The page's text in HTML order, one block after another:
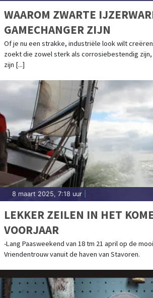
WAAROM ZWARTE
GAMECHANGER ZIJN
Of je nu een strakke, industriële look wilt
zoekt die zowel sterk als corrosiebestendig
zijn [...]
8 maart 2025, 7:18 uur
LEKKER ZEILEN IN HET
VOORJAAR
-Lang Paasweekend van 18 tm 21 april op de
Vriendentrouw vanuit de haven van Stavoren.